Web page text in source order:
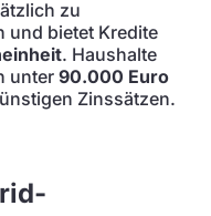
zu
und bietet Kredite
. Haushalte
unter 90.000 Euro
Zinssätzen.